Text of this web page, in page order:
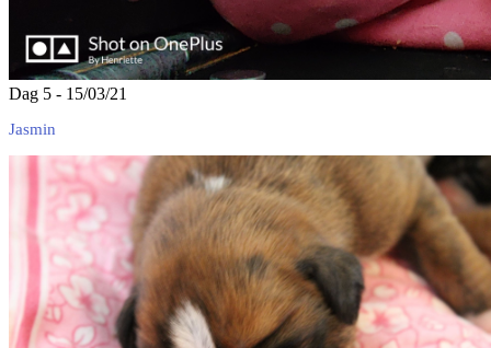
Dag 5 - 15/03/21
Jasmin